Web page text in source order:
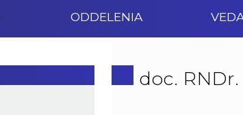
ODDELENIA
doc.